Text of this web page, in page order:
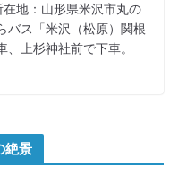
地：山形県米沢市丸の
ス「米沢（松原）関根
上杉神社前で下車。
絶景